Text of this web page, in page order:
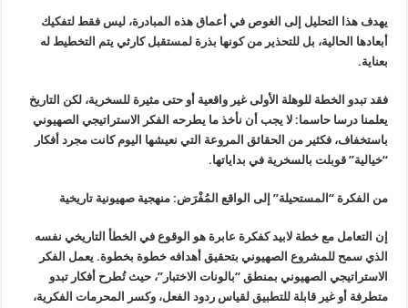
يهدف هذا التحليل إلى الغوص في أعماق هذه المبادرة، ليس فقط لتفكيك
أبعادها الحالية، بل للتحذير من كونها بذرة لمستقبل كارثي يتم التخطيط له
بعناية.
فقد تبدو الخطة للوهلة الأولى غير واقعية أو حتى مثيرة للسخرية، لكن التاريخ
يعلمنا درسا حاسما: لا يجب أن نأخذ ما يطرحه الفكر الاستراتيجي الصهيوني
باستخفاف، فكثير من الحقائق المروعة التي نعيشها اليوم كانت مجرد أفكار
“خيالية” قوبلت بالسخرية في بداياتها.
من الفكرة “المستحيلة” إلى الواقع المُفْرَض: منهجية صهيونية تاريخية
إن التعامل مع خطة لابيد كفكرة عابرة هو الوقوع في الخطأ التاريخي نفسه
الذي سمح للمشروع الصهيوني بتحقيق أهدافه خطوة بخطوة. يعمل الفكر
الاستراتيجي الصهيوني بمنطق “بالونات الاختبار”، حيث تُطرح أفكار تبدو
متطرفة أو غير قابلة للتطبيق لقياس ردود الفعل، وكسر المحرمات الفكرية،